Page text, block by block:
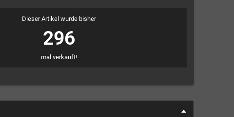
Dieser Artikel wurde bisher
296
mal verkauft!